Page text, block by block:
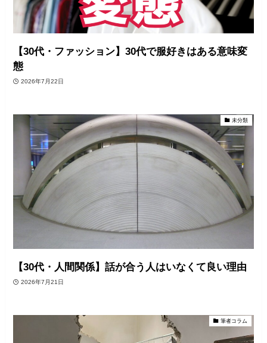
【30代・ファッション】30代で服好きはある意味変
態
2026年7月22日
未分類
【30代・人間関係】話が合う人はいなくて良い理由
2026年7月21日
筆者コラム